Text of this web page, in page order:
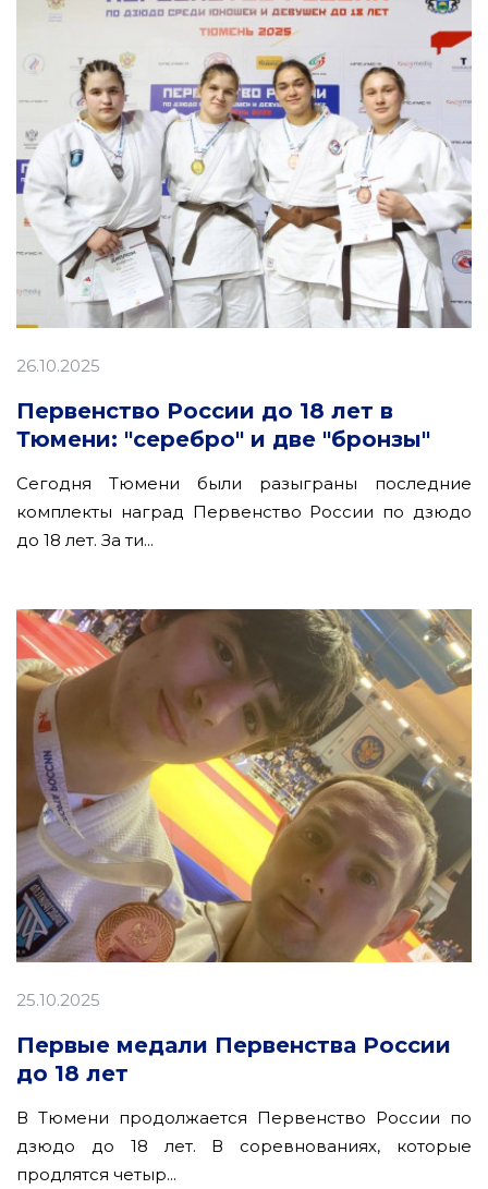
26.10.2025
Первенство России до 18 лет в
Тюмени: "серебро" и две "бронзы"
Сегодня Тюмени были разыграны последние
комплекты наград Первенство России по дзюдо
до 18 лет. За ти...
25.10.2025
Первые медали Первенства России
до 18 лет
В Тюмени продолжается Первенство России по
дзюдо до 18 лет. В соревнованиях, которые
продлятся четыр...